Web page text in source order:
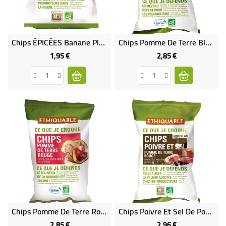
CULTUREL
Chips ÉPICÉES Banane Plantain Bio & Équitable
1,95 €Prix
Chips Pomme De Terre Bleue Bio & Équitable
2,85 €Prix
Chips Pomme De Terre Rouge Bio & Équitable Chips Poivre Et Sel De Pomme De Terre Rouge - Bio & Équitable